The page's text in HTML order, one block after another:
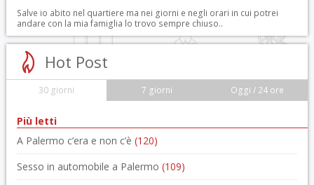
Salve io abito nel quartiere ma nei giorni e negli orari in cui potrei
andare con la mia famiglia lo trovo sempre chiuso..
Hot Post
30 giorni 7 giorni Oggi / 24 ore
Più letti
A Palermo c’era e non c’è (120)
Sesso in automobile a Palermo (109)